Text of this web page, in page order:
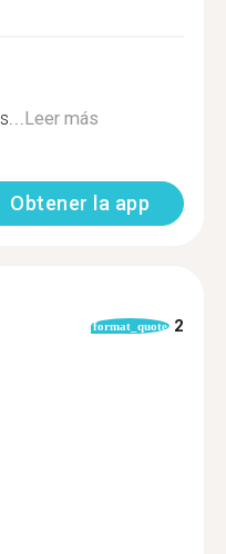
Leer más
Obtener la app
format_quote 2